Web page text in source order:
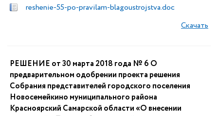
reshenie-55-po-pravilam-blagoustrojstva.doc
Скачать
РЕШЕНИЕ от 30 марта 2018 года № 6 О
предварительном одобрении проекта решения
Собрания представителей городского поселения
Новосемейкино муниципального района
Красноярский Самарской области «О внесении